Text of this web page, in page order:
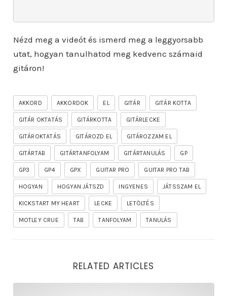
Nézd meg a videót és ismerd meg a leggyorsabb
utat, hogyan tanulhatod meg kedvenc számaid
gitáron!
AKKORD AKKORDOK EL GITÁR GITÁR KOTTA
GITÁR OKTATÁS GITÁRKOTTA GITÁRLECKE
GITÁROKTATÁS GITÁROZD EL GITÁROZZAM EL
GITÁRTAB GITÁRTANFOLYAM GITÁRTANULÁS GP
GP3 GP4 GPX GUITAR PRO GUITAR PRO TAB
HOGYAN HOGYAN JÁTSZD INGYENES JÁTSSZAM EL
KICKSTART MY HEART LECKE LETÖLTÉS
MOTLEY CRUE TAB TANFOLYAM TANULÁS
RELATED ARTICLES